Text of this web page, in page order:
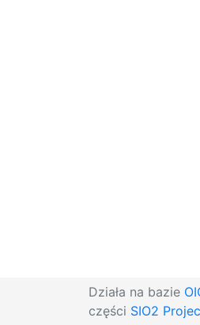
Działa na bazie
części SIO2